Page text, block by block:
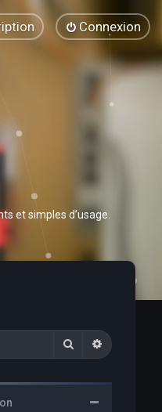
Connexion
et simples d’usage.
Rechercher